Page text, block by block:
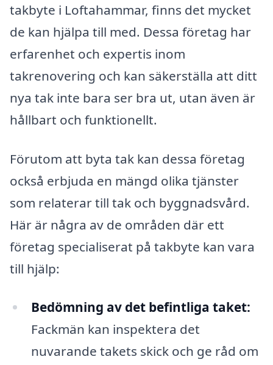
takbyte i Loftahammar, finns det mycket
de kan hjälpa till med. Dessa företag har
erfarenhet och expertis inom
takrenovering och kan säkerställa att ditt
nya tak inte bara ser bra ut, utan även är
hållbart och funktionellt.
Förutom att byta tak kan dessa företag
också erbjuda en mängd olika tjänster
som relaterar till tak och byggnadsvård.
Här är några av de områden där ett
företag specialiserat på takbyte kan vara
till hjälp:
Bedömning av det befintliga taket:
Fackmän kan inspektera det
nuvarande takets skick och ge råd om